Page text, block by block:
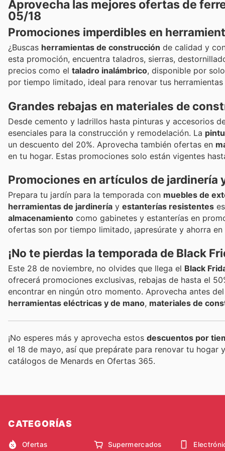
Aprovecha las mejores ofertas de
05/18
Promociones imperdibles en
¿Buscas herramientas de construcción de calidad y
esta promoción, encuentra taladros, sierras,
precios como el taladro inalámbrico, disponible por
por tiempo limitado, ideal para renovar tus
Grandes rebajas en materiales de
Desde cemento y ladrillos hasta pinturas y accesorios
esenciales para la construcción y remodelación. La
un descuento del 20%. Aprovecha también ofertas en
en tu hogar. Estas promociones solo están vigentes
Promociones en artículos de jardinería
Prepara tu jardín para la temporada con muebles de
herramientas de jardinería y estanterías resistentes
almacenamiento como gabinetes y estanterías en
ofertas son por tiempo limitado, ¡apresúrate y ahorra en
¡No te pierdas la temporada de Black
Este 28 de noviembre, no olvides que llega el Black
ofrecerá promociones exclusivas, rebajas de hasta el
encontrar en ningún otro momento. Aprovecha antes
herramientas eléctricas y de mano, materiales de
¡No esperes más y aprovecha estos descuentos por
el 18 de mayo, así que prepárate para renovar tu
catálogos de Menards en Ofertas 365.
CATEGORÍAS
Ofertas Supermercados